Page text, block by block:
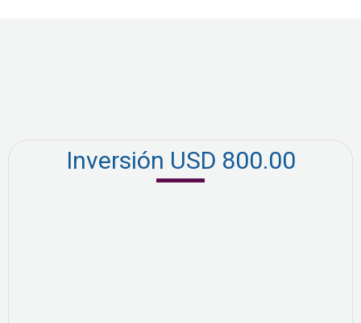
Inversión USD 800.00